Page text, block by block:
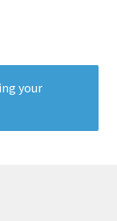
your